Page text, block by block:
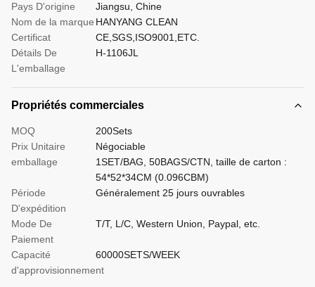
Pays D'origine
Jiangsu, Chine
Nom de la marque HANYANG CLEAN
Certificat
CE,SGS,ISO9001,ETC.
Détails De
L'emballage
H-1106JL
Propriétés commerciales
MOQ
200Sets
Prix Unitaire
Négociable
emballage
1SET/BAG, 50BAGS/CTN, taille de carton :
54*52*34CM (0.096CBM)
Période
D'expédition
Généralement 25 jours ouvrables
Mode De
Paiement
T/T, L/C, Western Union, Paypal, etc.
Capacité
d'approvisionnement
60000SETS/WEEK